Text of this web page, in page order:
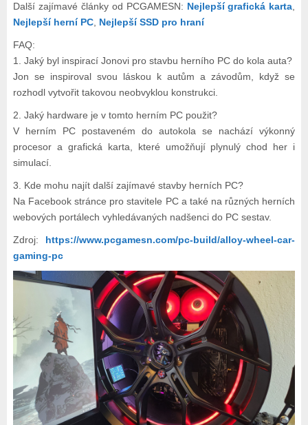
Další zajímavé články od PCGAMESN: Nejlepší grafická karta
Nejlepší herní PC, Nejlepší SSD pro hraní
FAQ:
1. Jaký byl inspirací Jonovi pro stavbu herního PC do kola auta?
Jon se inspiroval svou láskou k autům a závodům, když se
rozhodl vytvořit takovou neobvyklou konstrukci.
2. Jaký hardware je v tomto herním PC použit?
V herním PC postaveném do autokola se nachází výkonný
procesor a grafická karta, které umožňují plynulý chod her i
simulací.
3. Kde mohu najít další zajímavé stavby herních PC?
Na Facebook stránce pro stavitele PC a také na různých herních
webových portálech vyhledávaných nadšenci do PC sestav.
Zdroj: https://www.pcgamesn.com/pc-build/alloy-wheel-car-
gaming-pc